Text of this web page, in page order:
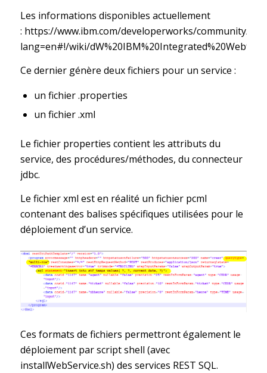
Les informations disponibles actuellement
: https://www.ibm.com/developerworks/community/
lang=en#!/wiki/
Ce dernier génère deux fichiers pour un service :
un fichier .properties
un fichier .xml
Le fichier properties contient les attributs du
service, des procédures/méthodes, du connecteur
jdbc.
Le fichier xml est en réalité un fichier pcml
contenant des balises spécifiques utilisées pour le
déploiement d’un service.
Ces formats de fichiers permettront également le
déploiement par script shell (avec
installWebService.sh) des services REST SQL.